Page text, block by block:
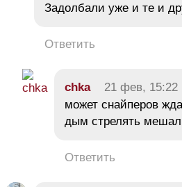
Задолбали уже и те и
Ответить
chka 21 фев, 15:22
может снайперов
дым стрелять мешал
Ответить